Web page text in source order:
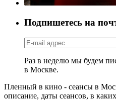
Подпишетесь на
Раз в неделю мы будем
в Москве.
Пленный в кино - сеансы в
описание, даты сеансов, в